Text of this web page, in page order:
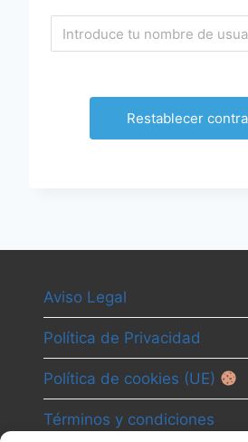
Aviso Legal
Política de Privacidad
Política de cookies (UE)
Términos y condiciones